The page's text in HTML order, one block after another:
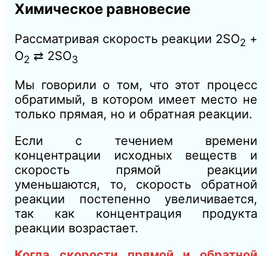
Химическое равновесие
Рассматривая скорость реакции 2SО2 +
О2 ⇄ 2SO3
Мы говорили о том, что этот процесс
обратимый, в котором имеет место не
только прямая, но и обратная реакции.
Если с течением времени
концентрации исходных веществ и
скорость прямой реакции
уменьшаются, то, скорость обратной
реакции постепенно увеличивается,
так как концентрация продукта
реакции возрастает.